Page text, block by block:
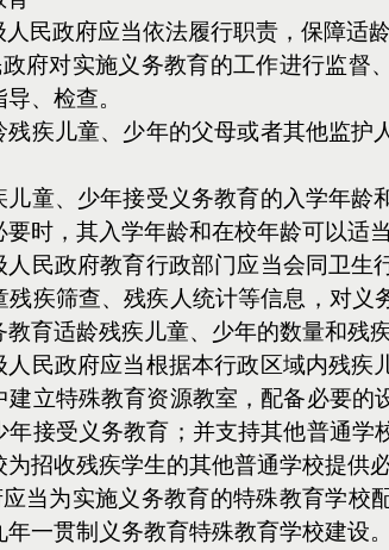
民政府应当依法履行职责，保障适
府对实施义务教育的工作进行监督
、检查。
残疾儿童、少年的父母或者其他监
儿童、少年接受义务教育的入学年
时，其入学年龄和在校年龄可以适当
人民政府教育行政部门应当会同卫
残疾筛查、残疾人统计等信息，对
育适龄残疾儿童、少年的数量和残疾
人民政府应当根据本行政区域内残
建立特殊教育资源教室，配备必要
年接受义务教育；并支持其他普通
招收残疾学生的其他普通学校提供必
当为实施义务教育的特殊教育学校
一贯制义务教育特殊教育学校建设。